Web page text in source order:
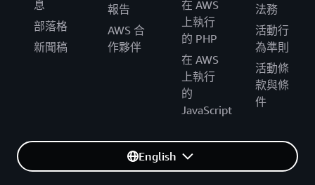
息
部落格
新聞稿
報告
AWS 合
作夥伴
在 AWS
上執行
的 PHP
在 AWS
上執行
的
JavaScript
法務
活動行
為準則
活動條
款與條
件
English